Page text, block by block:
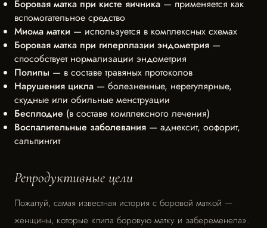
Боровая матка при кисте яичника — применяется как
вспомогательное средство
Миома матки — используется в комплексных схемах
Боровая матка при гиперплазии эндометрия —
способствует нормализации эндометрия
Полипы — в составе травяных протоколов
Нарушения цикла — болезненные, нерегулярные,
скудные или обильные менструации
Бесплодие (в составе комплексного лечения)
Воспалительные заболевания — аднексит, оофорит,
сальпингит
Репродуктивные цели
Пожалуй, самая известная история с боровой маткой —
женщины, которые «пила боровую матку и забеременела».